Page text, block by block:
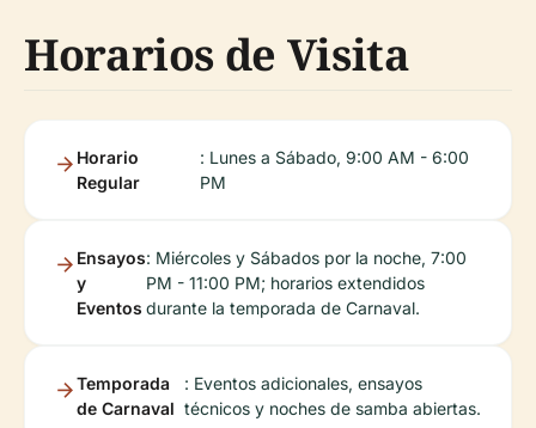
Horarios de Visita
Horario
Regular
: Lunes a Sábado, 9:00 AM - 6:00
PM
Ensayos
y
Eventos
: Miércoles y Sábados por la noche, 7:00
PM - 11:00 PM; horarios extendidos
durante la temporada de Carnaval.
Temporada
de Carnaval
: Eventos adicionales, ensayos
técnicos y noches de samba abiertas.